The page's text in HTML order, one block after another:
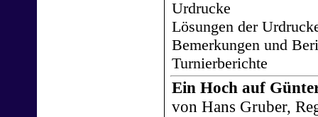
Urdrucke
Lösungen der
Bemerkungen und
Turnierberichte
Ein Hoch auf
von Hans Gruber,